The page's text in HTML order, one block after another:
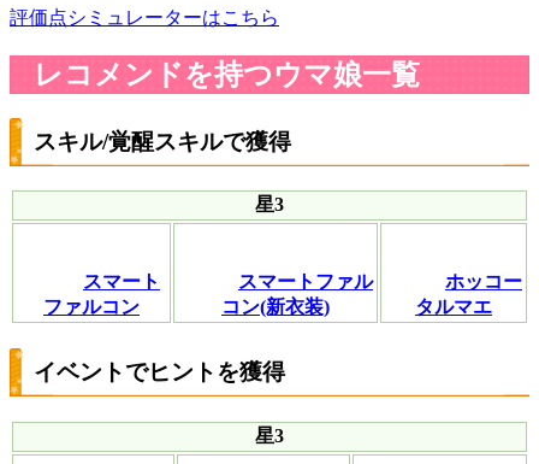
評価点シミュレーターはこちら
レコメンドを持つウマ娘一覧
スキル/覚醒スキルで獲得
星3
スマート
ファルコン
スマートファル
コン(新衣装)
ホッコー
タルマエ
イベントでヒントを獲得
星3